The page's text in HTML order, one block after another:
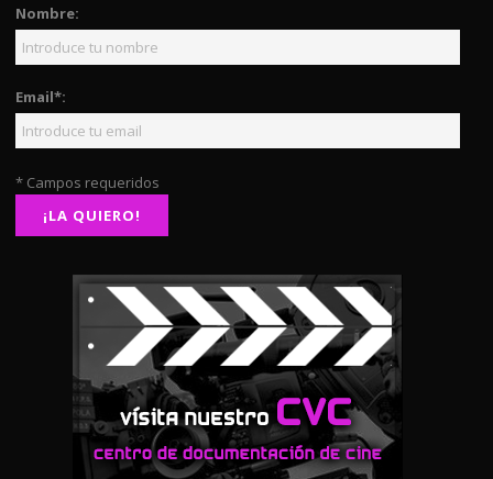
Nombre:
Email*:
* Campos requeridos